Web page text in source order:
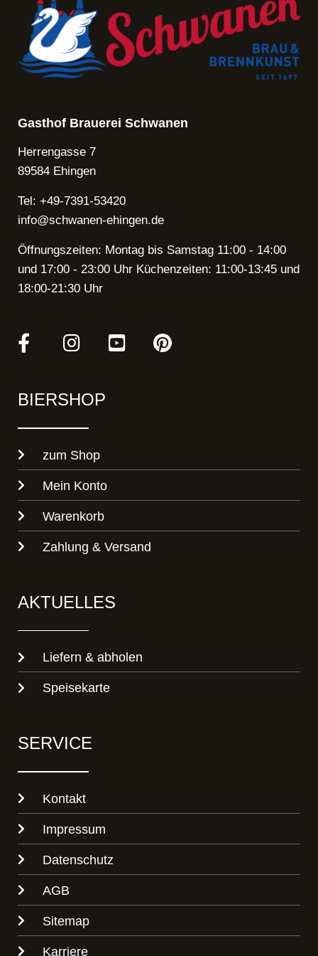
Gasthof Brauerei Schwanen
Herrengasse 7
89584 Ehingen
Tel: +49-7391-53420
info@schwanen-ehingen.de
Öffnungszeiten: Montag bis Samstag 11:00 - 14:00
und 17:00 - 23:00 Uhr Küchenzeiten: 11:00-13:45 und
18:00-21:30 Uhr
BIERSHOP
zum Shop
Mein Konto
Warenkorb
Zahlung & Versand
AKTUELLES
Liefern & abholen
Speisekarte
SERVICE
Kontakt
Impressum
Datenschutz
AGB
Sitemap
Karriere